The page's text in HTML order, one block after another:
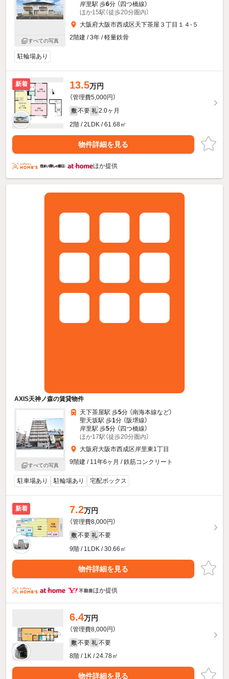
すべての写真
岸里駅 歩6分 （四つ橋線）
ほか15駅（徒歩20分圏内）
大阪府大阪市西成区天下茶屋３丁目１４-５
2階建 / 3年 / 軽量鉄骨
駐輪場あり
新着 13.5万円
（管理費5,000円）
敷 不要 礼 2.0ヶ月
2階 / 2LDK / 61.68㎡
物件詳細を見る
ほか提供
AXIS天神ノ森の賃貸物件
すべての写真
天下茶屋駅 歩5分 （南海本線など）
聖天坂駅 歩1分 （阪堺線）
岸里駅 歩5分 （四つ橋線）
ほか17駅（徒歩20分圏内）
大阪府大阪市西成区岸里東1丁目
9階建 / 11年6ヶ月 / 鉄筋コンクリート
駐車場あり 駐輪場あり 宅配ボックス
新着 7.2万円
（管理費8,000円）
敷 不要 礼 不要
9階 / 1LDK / 30.66㎡
物件詳細を見る
ほか提供
6.4万円
（管理費8,000円）
敷 不要 礼 不要
8階 / 1K / 24.78㎡
物件詳細を見る